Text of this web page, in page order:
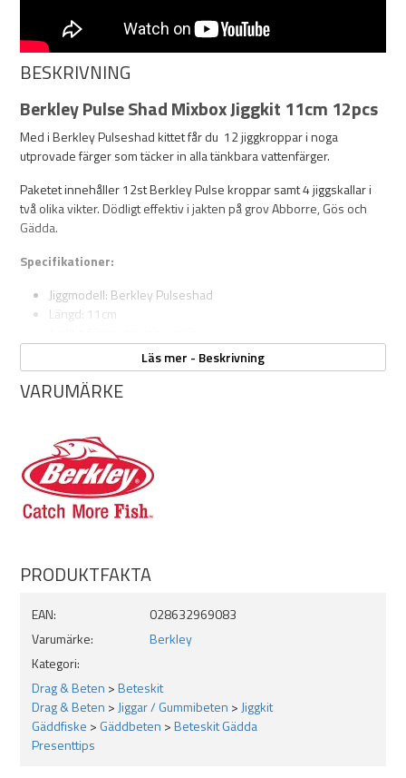
BESKRIVNING
Berkley Pulse Shad Mixbox Jiggkit 11cm 12pcs
Med i Berkley Pulseshad kittet får du 12 jiggkroppar i noga
utprovade färger som täcker in alla tänkbara vattenfärger.
Paketet innehåller 12st Berkley Pulse kroppar samt 4 jiggskallar i
två olika vikter. Dödligt effektiv i jakten på grov Abborre, Gös och
Gädda.
Specifikationer:
Jiggmodell: Berkley Pulseshad
Längd: 11cm
4st jiggkrokar 2st 10g och 2st 14g
Krokstorlek: 4/0
Perfekt startkit med box
Läs mer - Beskrivning
VARUMÄRKE
PRODUKTFAKTA
EAN:
028632969083
Varumärke:
Berkley
Kategori:
Drag & Beten >Beteskit
Drag & Beten >Jiggar / Gummibeten >Jiggkit
Gäddfiske > Gäddbeten >Beteskit Gädda
Presenttips